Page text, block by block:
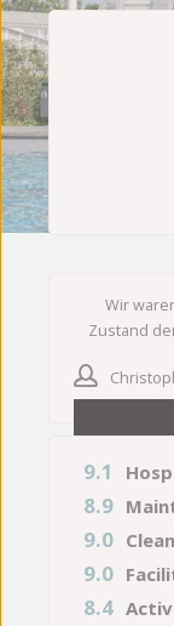
Wir
Zustand
9.1
8.9
9.0
9.0
8.4